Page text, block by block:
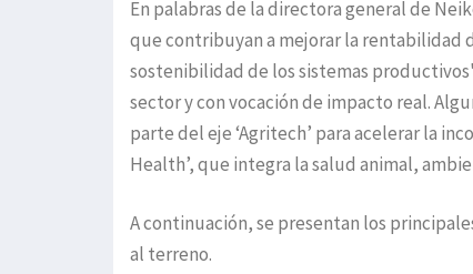
En palabras de la directora general de
que contribuyan a mejorar la rentabilidad
sostenibilidad de los sistemas
sector y con vocación de impacto real.
parte del eje ‘Agritech’ para acelerar la
Health’, que integra la salud animal,
A continuación, se presentan los
al terreno.